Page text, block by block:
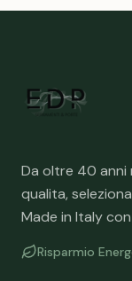
Da oltre 40 anni
qualita,
Made in Italy
Risparmio